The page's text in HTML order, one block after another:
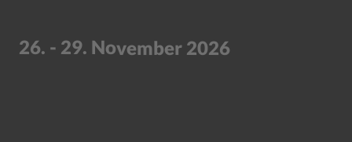
26. - 29. November 2026